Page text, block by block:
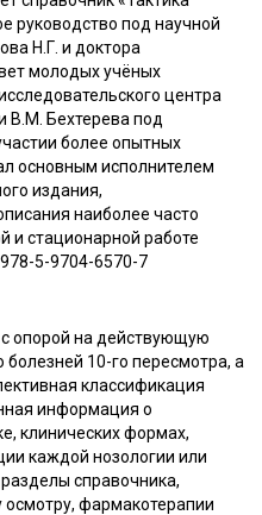
руководство под научной
Н.Г. и доктора
молодых учёных
центра
В.М. Бехтерева под
более опытных
основным исполнителем
издания,
наиболее часто
и стационарной работе
978-5-9704-6570-7
опорой на действующую
10-го пересмотра, а
классификация
информация о
клинических формах,
каждой нозологии или
справочника,
фармакотерапии